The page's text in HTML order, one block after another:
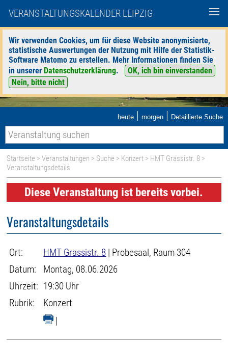
VERANSTALTUNGSKALENDER LEIPZIG
Wir verwenden Cookies, um für diese Website anonymisierte,
statistische Auswertungen der Nutzung mit Hilfe der Statistik-
Software Matomo zu erstellen. Mehr Informationen finden Sie
in unserer Datenschutzerklärung.
OK, ich bin einverstanden
Nein, bitte nicht
heute | morgen | Detaillierte Suche
Startseite >Veranstaltungen > Suche > Konzert > HMT Grassistr. 8 >
Veranstaltungsdetails
Diese Veranstaltung ist bereits vorbei.
Veranstaltungsdetails
Ort: HMT Grassistr. 8 | Probesaal, Raum 304
Datum:
Montag, 08.06.2026
Uhrzeit: 19:30 Uhr
Rubrik:
Konzert
|